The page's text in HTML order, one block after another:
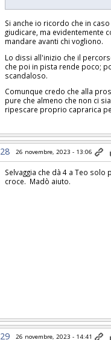
Si anche io ricordo che in
giudicare, ma evidentemente
mandare avanti chi vogliono.
Lo dissi all'inizio che il
che poi in pista rende poco;
scandaloso.
Comunque credo che alla
pure che almeno che non ci
ripescare proprio caprarica
28 26 novembre, 2023 - 13:06
Selvaggia che dà 4 a Teo
croce. Madò aiuto.
29 26 novembre, 2023 - 14:41